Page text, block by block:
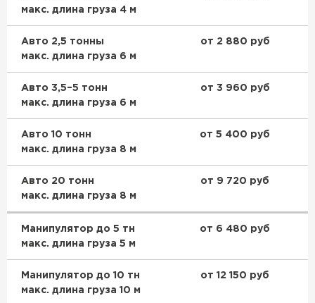
макс. длина груза 4 м
Авто 2,5 тонны
макс. длина груза 6 м
от 2 880 руб
Авто 3,5–5 тонн
макс. длина груза 6 м
от 3 960 руб
Авто 10 тонн
макс. длина груза 8 м
от 5 400 руб
Авто 20 тонн
макс. длина груза 8 м
от 9 720 руб
Манипулятор до 5 тн
макс. длина груза 5 м
от 6 480 руб
Манипулятор до 10 тн
макс. длина груза 10 м
от 12 150 руб